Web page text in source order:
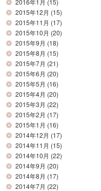
2015年12月 (15)
2015年11月 (17)
2015年10月 (20)
2015年9月 (18)
2015年8月 (15)
2015年7月 (21)
2015年6月 (20)
2015年5月 (16)
2015年4月 (20)
2015年3月 (22)
2015年2月 (17)
2015年1月 (16)
2014年12月 (17)
2014年11月 (15)
2014年10月 (22)
2014年9月 (20)
2014年8月 (17)
2014年7月 (22)